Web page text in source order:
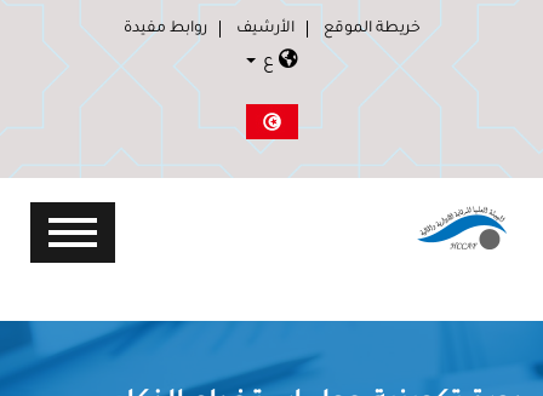
خريطة الموقع الأرشيف روابط مفيدة
ع